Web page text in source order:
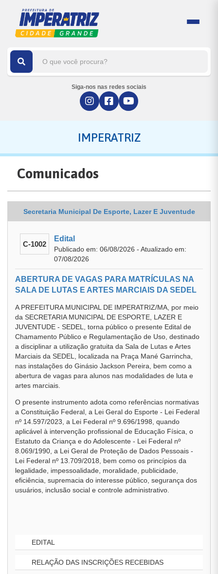
Siga-nos nas redes sociais
IMPERATRIZ
Comunicados
Secretaria Municipal De Esporte, Lazer E Juventude
C-1002
Edital
Publicado em: 06/08/2026 - Atualizado em:
07/08/2026
ABERTURA DE VAGAS PARA MATRÍCULAS NA
SALA DE LUTAS E ARTES MARCIAIS DA SEDEL
A PREFEITURA MUNICIPAL DE IMPERATRIZ/MA, por meio
da SECRETARIA MUNICIPAL DE ESPORTE, LAZER E
JUVENTUDE - SEDEL, torna público o presente Edital de
Chamamento Público e Regulamentação de Uso, destinado
a disciplinar a utilização gratuita da Sala de Lutas e Artes
Marciais da SEDEL, localizada na Praça Mané Garrincha,
nas instalações do Ginásio Jackson Pereira, bem como a
abertura de vagas para alunos nas modalidades de luta e
artes marciais.
O presente instrumento adota como referências normativas
a Constituição Federal, a Lei Geral do Esporte - Lei Federal
nº 14.597/2023, a Lei Federal nº 9.696/1998, quando
aplicável à intervenção profissional de Educação Física, o
Estatuto da Criança e do Adolescente - Lei Federal nº
8.069/1990, a Lei Geral de Proteção de Dados Pessoais -
Lei Federal nº 13.709/2018, bem como os princípios da
legalidade, impessoalidade, moralidade, publicidade,
eficiência, supremacia do interesse público, segurança dos
usuários, inclusão social e controle administrativo.
EDITAL
RELAÇÃO DAS INSCRIÇÕES RECEBIDAS